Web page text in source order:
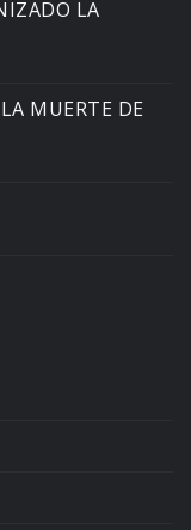
LA
MUERTE DE